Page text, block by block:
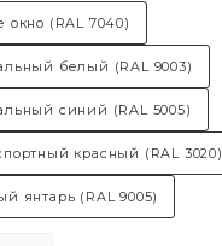
по ссылке
связующего):ПУ
отрасли применения:
окно (RAL 7040)
белый (RAL 9003)
синий (RAL 5005)
красный (RAL 3020)
янтарь (RAL 9005)